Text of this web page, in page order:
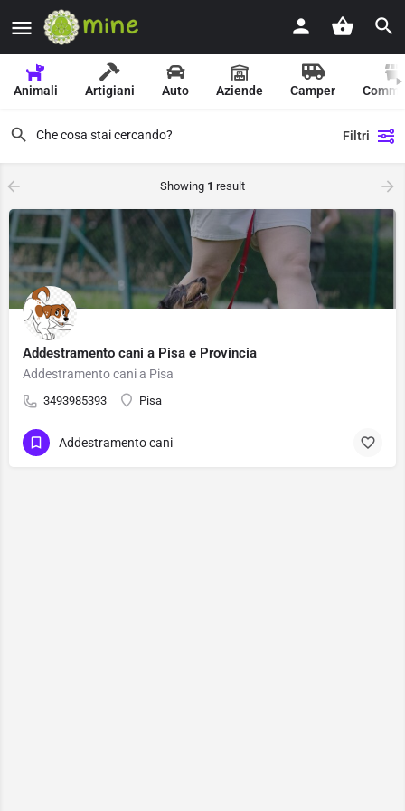
Animali Artigiani Auto Aziende Camper
Filtri
Showing 1 result
Addestramento cani a Pisa e Provincia
Addestramento cani a Pisa
3493985393 Pisa
Addestramento cani